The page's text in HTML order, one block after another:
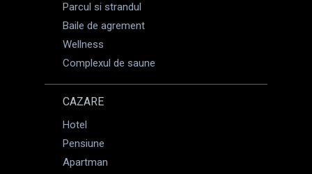
Parcul si strandul
Baile de agrement
Wellness
Complexul de saune
CAZARE
Hotel
Pensiune
Apartman